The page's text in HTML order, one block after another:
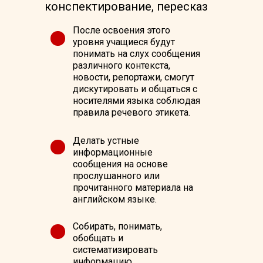
Собирать, понимать,
обобщать и
систематизировать
Делать устные
информационные
сообщения на основе
прослушанного или
прочитанного материала на
английском языке.
После освоения этого
уровня учащиеся будут
понимать на слух сообщения
различного контекста,
новости, репортажи, смогут
дискутировать и общаться с
носителями языка соблюдая
правила речевого этикета.
конспектирование, пересказ